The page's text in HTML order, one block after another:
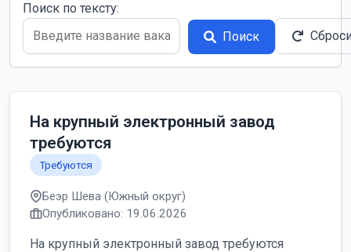
Поиск по тексту:
Поиск
На крупный электронный завод
требуются
Требуются
Беэр Шева (Южный округ)
Опубликовано: 19.06.2026
На крупный электронный завод требуются